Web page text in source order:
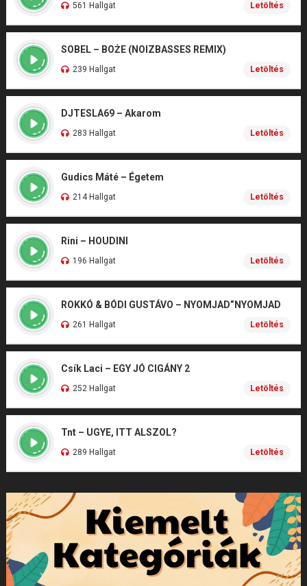
561 Hallgat Letöltés
SOBEL – BOŻE (NOIZBASSES REMIX)
239 Hallgat Letöltés
DJTESLA69 – Akarom
283 Hallgat Letöltés
Gudics Máté – Égetem
214 Hallgat Letöltés
Rini – HOUDINI
196 Hallgat Letöltés
ROKKÓ & BÓDI GUSTÁVO – NYOMJAD”NYOMJAD
261 Hallgat Letöltés
Csík Laci – EGY JÓ CIGÁNY 2
252 Hallgat Letöltés
Tnt – UGYE, ITT ALSZOL?
289 Hallgat Letöltés